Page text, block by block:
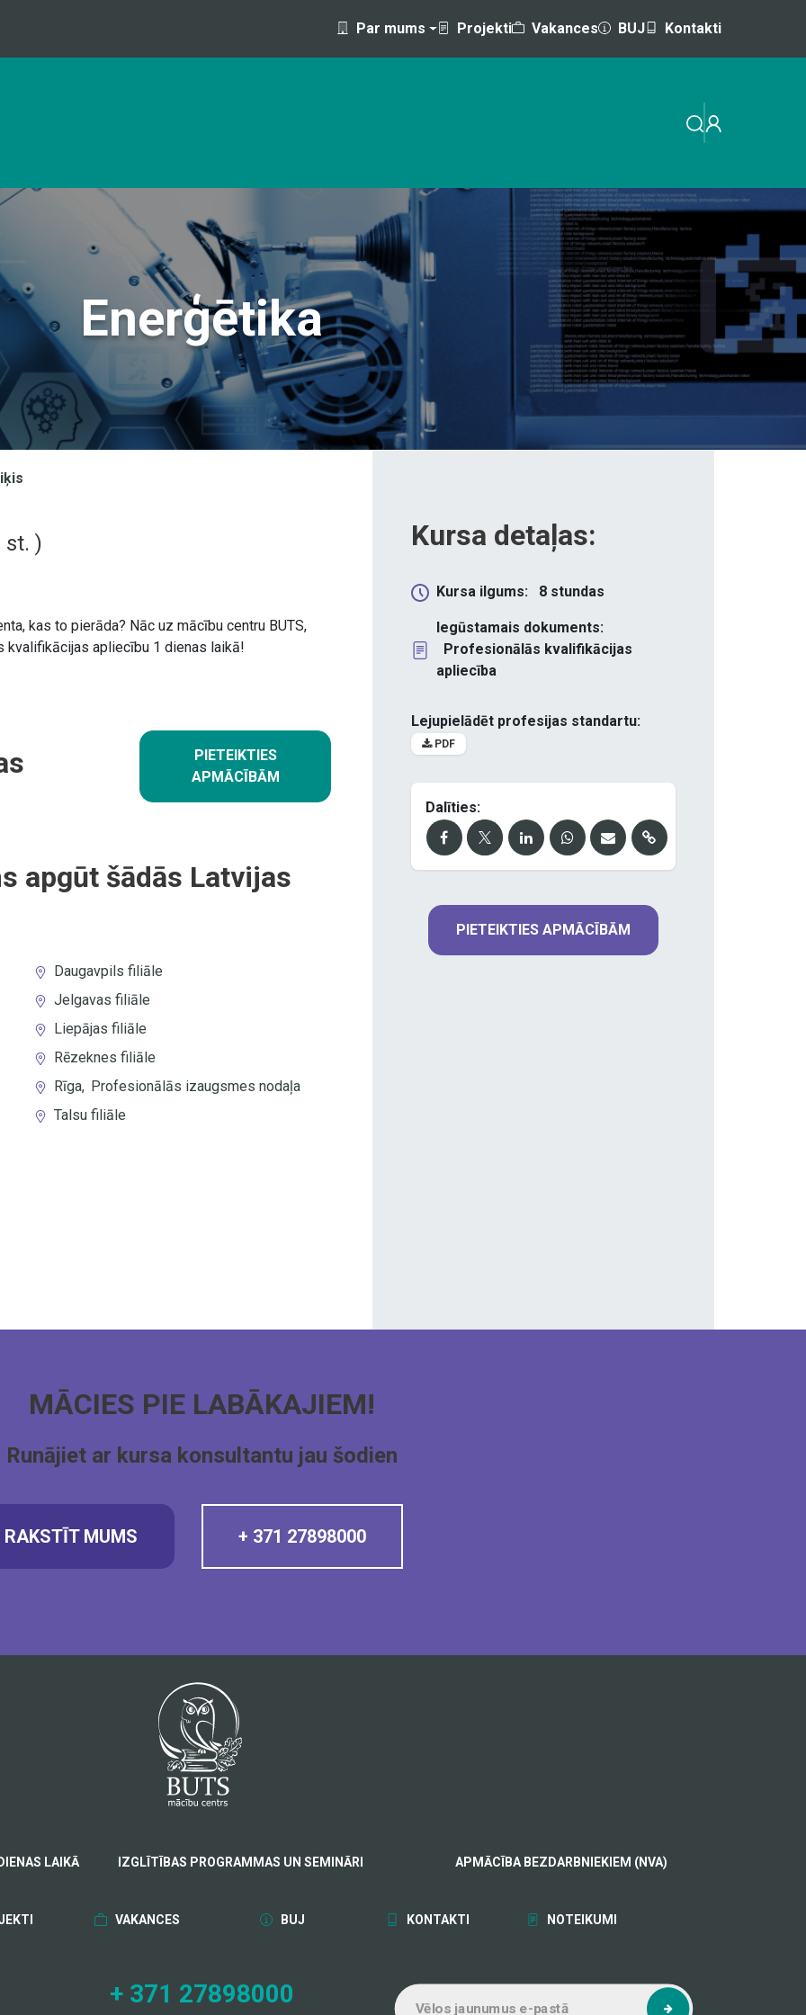
Par mums Projekti Vakances BUJ Kontakti
MĀCĪBAS AR VALSTS / ES ATBALSTU
Enerģētika
st. )
kas to pierāda? Nāc uz mācību centru BUTS,
apliecību 1 dienas laikā!
PIETEIKTIES
APMĀCĪBĀM
apgūt šādās Latvijas
Daugavpils filiāle
Jelgavas filiāle
Liepājas filiāle
Rēzeknes filiāle
Rīga, Profesionālās izaugsmes nodaļa
Talsu filiāle
Kursa detaļas:
Kursa ilgums: 8 stundas
Iegūstamais dokuments:
Profesionālās kvalifikācijas
apliecība
Lejupielādēt profesijas standartu:
PDF
Dalīties:
PIETEIKTIES APMĀCĪBĀM
MĀCIES PIE LABĀKAJIEM!
Runājiet ar kursa konsultantu jau šodien
RAKSTĪT MUMS + 371 27898000
LAIKĀ IZGLĪTĪBAS PROGRAMMAS UN SEMINĀRI APMĀCĪBA BEZDARBNIEKIEM (NVA)
VAKANCES BUJ KONTAKTI NOTEIKUMI
+ 371 27898000